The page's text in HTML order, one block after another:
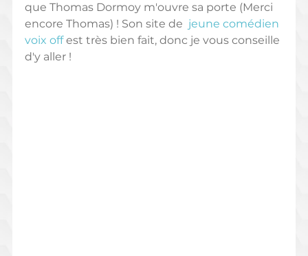
que Thomas Dormoy m'ouvre sa porte (Merci
encore Thomas) ! Son site de jeune comédien
voix off est très bien fait, donc je vous conseille
d'y aller !